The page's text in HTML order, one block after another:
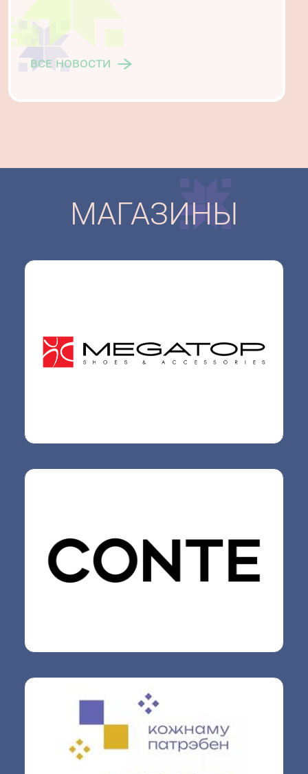
все новости
МАГАЗИНЫ
ассортимент мужской, женской и детской обуви,
а также главное отличие всех представленных
моделей: современность и практичность.
совершая спонтанных, необдуманных покупок.
«ЦУД» — мультибрендовый магазин. Мы
продаем товары для семьи и для дома. В
магазине можно приобрести одежду, посуду,
текстиль, галантерею, подарки и сувениры, а
также принадлежности для школы.